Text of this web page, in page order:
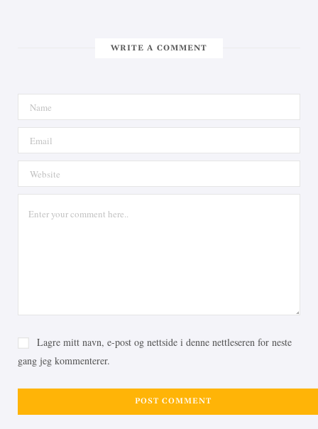
WRITE A COMMENT
Lagre mitt navn, e-post og nettside i denne nettleseren for neste
gang jeg kommenterer.